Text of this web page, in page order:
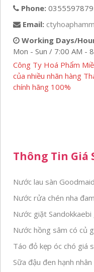
Phone:
Email:
Working Days/
Mon - Sun / 7:00 AM -
Công Ty Hoá Phẩm
của nhiều nhãn hàng
chính hãng 100%
Thông Tin Giá
Nước lau sàn
Nước rửa chén nha
Nước giặt Sandokkaebi
Nước hồng sâm có củ
Táo đỏ kẹp óc chó giá
Sữa đậu đen hạnh